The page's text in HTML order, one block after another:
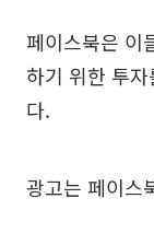
페이스북은 이
하기 위한 투
다.
광고는 페이스